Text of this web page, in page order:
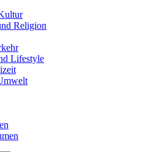
Religion
Lifestyle